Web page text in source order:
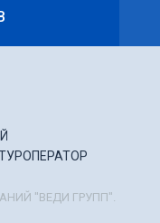
"ВЕДИ ГРУПП".